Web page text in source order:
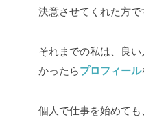
決意させてくれた方で
それまでの私は、良い
かったらプロフィール
個人で仕事を始めて